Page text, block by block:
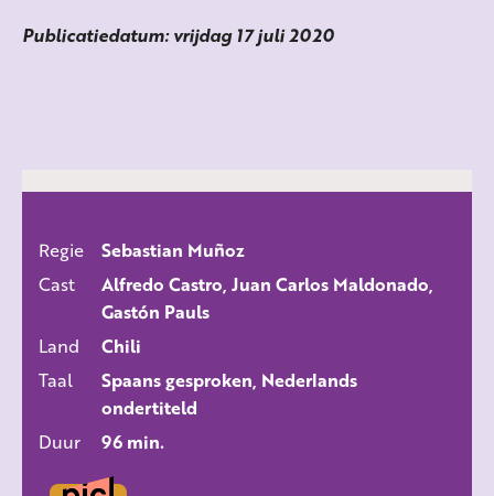
Publicatiedatum: vrijdag 17 juli 2020
Regie
Sebastian Muñoz
Cast
Alfredo Castro, Juan Carlos Maldonado,
Gastón Pauls
Land
Chili
Taal
Spaans gesproken, Nederlands
ondertiteld
Duur
96 min.